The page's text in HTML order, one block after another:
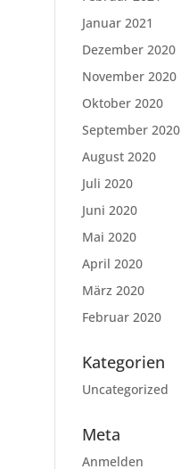
Januar 2021
Dezember 2020
November 2020
Oktober 2020
September 2020
August 2020
Juli 2020
Juni 2020
Mai 2020
April 2020
März 2020
Februar 2020
Kategorien
Uncategorized
Meta
Anmelden